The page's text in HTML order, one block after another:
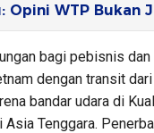
Opini WTP Bukan
bagi pebisnis
dengan transit
bandar udara di
Tenggara.